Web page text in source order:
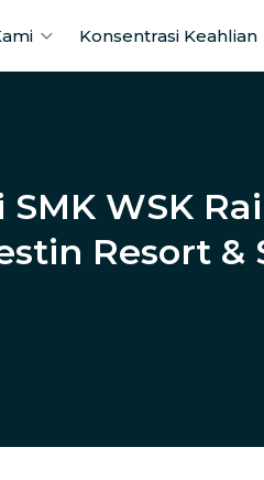
Konsentrasi Keahlian
WSK
Resort &